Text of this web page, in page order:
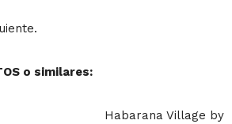
o similares:
Village by